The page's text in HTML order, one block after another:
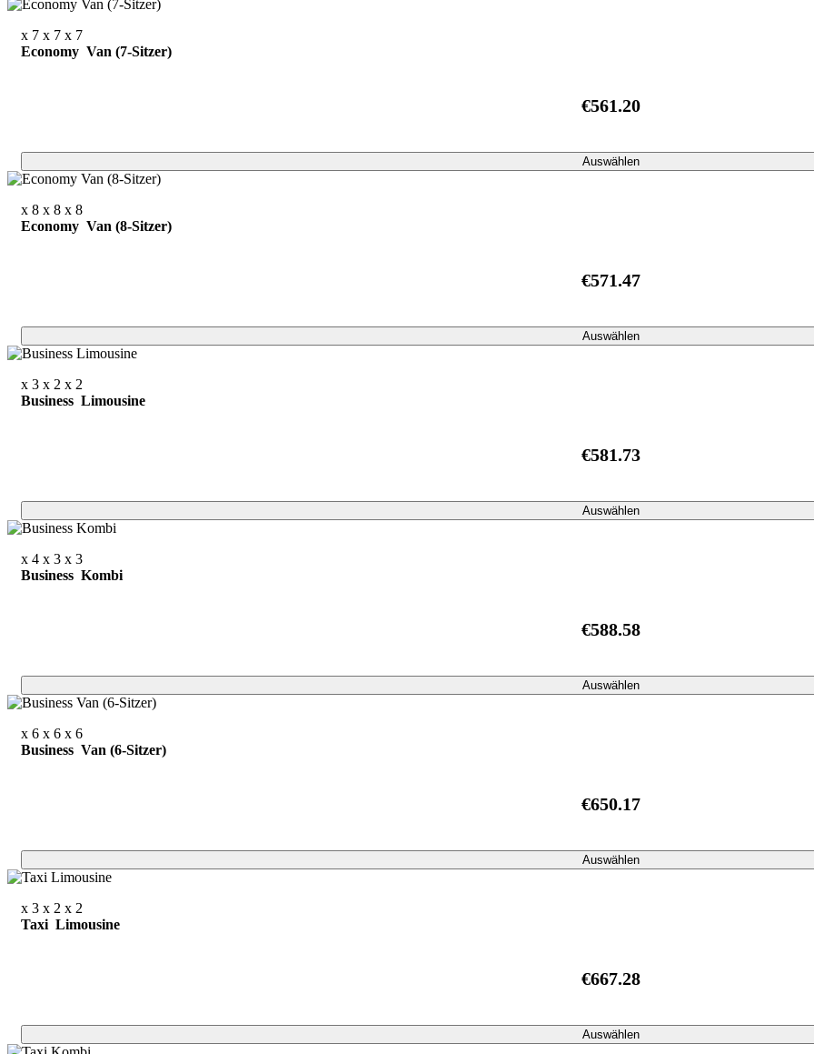
x 7 x 7 x 7
Economy Van (7-Sitzer)
€561.20
Auswählen
x 8 x 8 x 8
Economy Van (8-Sitzer)
€571.47
Auswählen
x 3 x 2 x 2
Business Limousine
€581.73
Auswählen
x 4 x 3 x 3
Business Kombi
€588.58
Auswählen
x 6 x 6 x 6
Business Van (6-Sitzer)
€650.17
Auswählen
x 3 x 2 x 2
Taxi Limousine
€667.28
Auswählen